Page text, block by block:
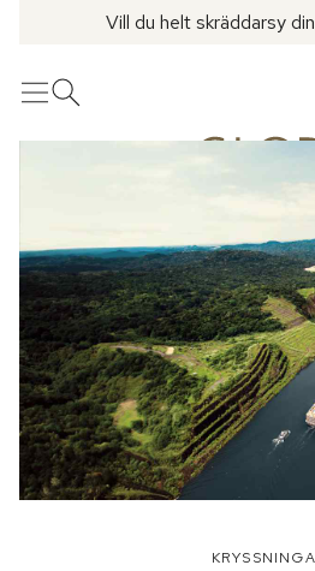
Vill du helt skräddarsy
MenyÖppna sök